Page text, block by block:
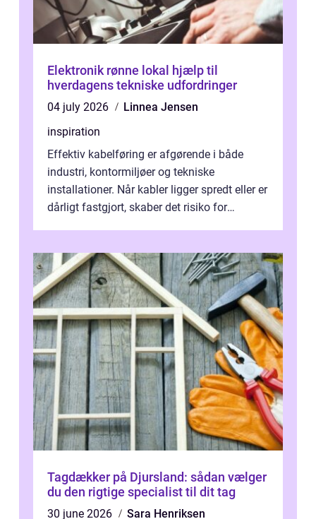
Elektronik rønne lokal hjælp til
hverdagens tekniske udfordringer
04 july 2026
Linnea Jensen
inspiration
Effektiv kabelføring er afgørende i både
industri, kontormiljøer og tekniske
installationer. Når kabler ligger spredt eller er
dårligt fastgjort, skaber det risiko for
Tagdækker på Djursland: sådan vælger
du den rigtige specialist til dit tag
30 june 2026 Sara Henriksen